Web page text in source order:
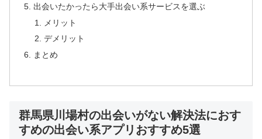
出会いたかったら大手出会い系サービスを選ぶ
メリット
デメリット
まとめ
群馬県川場村の出会いがない解決法におす
すめの出会い系アプリおすすめ5選